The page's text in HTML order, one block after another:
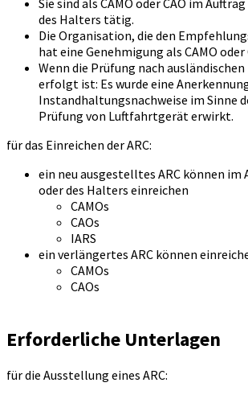
des Halters tätig.
Die Organisation, die den
hat eine Genehmigung als CAMO oder
Wenn die Prüfung nach
erfolgt ist: Es wurde eine
Instandhaltungsnachweise im Sinne
Prüfung von Luftfahrtgerät erwirkt.
für das Einreichen der ARC:
ein neu ausgestelltes ARC können im
oder des Halters einreichen
CAMOs
CAOs
IARS
ein verlängertes ARC können
CAMOs
CAOs
Erforderliche Unterlagen
für die Ausstellung eines ARC: